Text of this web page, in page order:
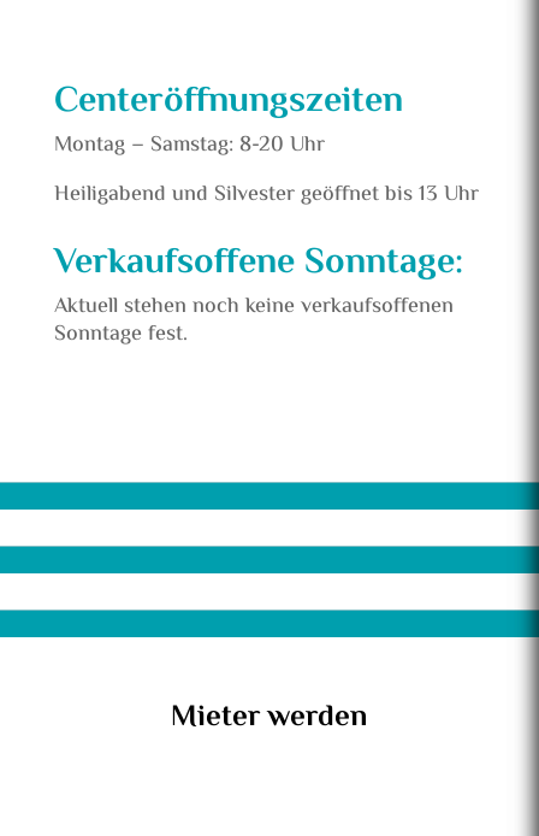
Centeröffnungszeiten
Montag – Samstag: 8-20 Uhr
Heiligabend und Silvester geöffnet bis 13 Uhr
Verkaufsoffene Sonntage:
Aktuell stehen noch keine verkaufsoffenen
Sonntage fest.
Mieter werden